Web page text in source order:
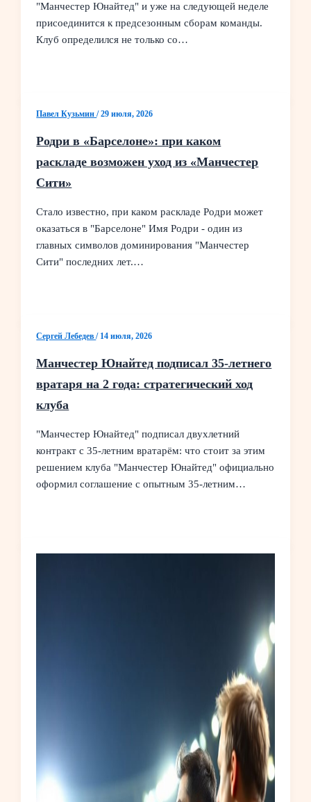
"Манчестер Юнайтед" и уже на следующей неделе
присоединится к предсезонным сборам команды.
Клуб определился не только со…
Павел Кузьмин/29 июля, 2026
Родри в «Барселоне»: при каком
раскладе возможен уход из «Манчестер
Сити»
Стало известно, при каком раскладе Родри может
оказаться в "Барселоне" Имя Родри - один из
главных символов доминирования "Манчестер
Сити" последних лет.…
Сергей Лебедев/ 14 июля, 2026
Манчестер Юнайтед подписал 35‑летнего
вратаря на 2 года: стратегический ход
клуба
"Манчестер Юнайтед" подписал двухлетний
контракт с 35‑летним вратарём: что стоит за этим
решением клуба "Манчестер Юнайтед" официально
оформил соглашение с опытным 35‑летним…